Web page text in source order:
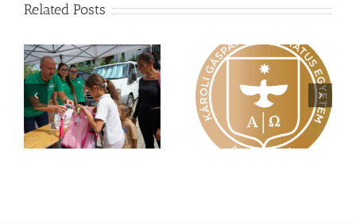
Related Posts
Nagy érdeklődés övezi
a Károli képzéseit
Vasárnapi üzenet –
Zsoltárok 149